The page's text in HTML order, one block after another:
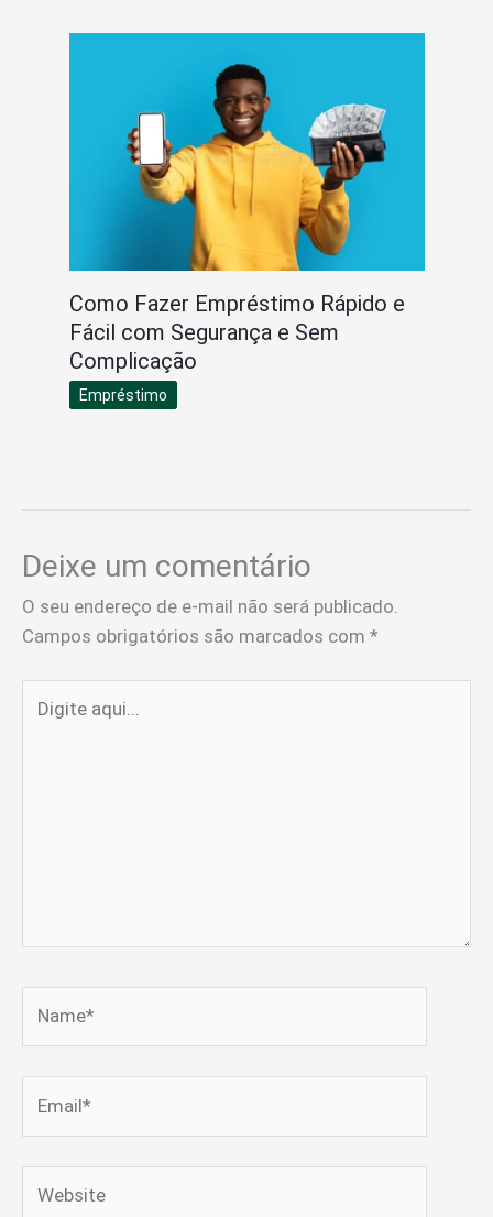
Como Fazer Empréstimo Rápido e
Fácil com Segurança e Sem
Complicação
Empréstimo
Deixe um comentário
O seu endereço de e-mail não será publicado.
Campos obrigatórios são marcados com *
aqui...